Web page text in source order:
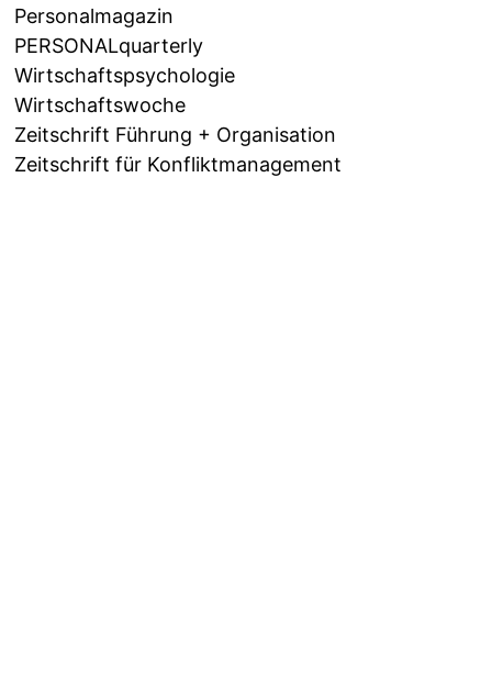
Personalmagazin
PERSONALquarterly
Wirtschaftspsychologie
Wirtschaftswoche
Zeitschrift Führung + Organisation
Zeitschrift für Konfliktmanagement